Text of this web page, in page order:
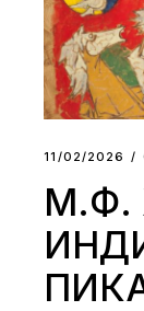
11/02/2026
М.Ф.